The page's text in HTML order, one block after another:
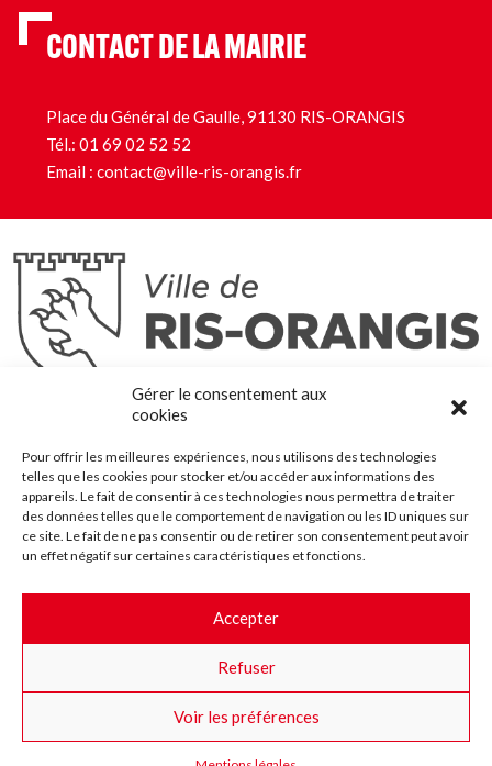
Gérer le consentement aux
cookies
Pour offrir les meilleures expériences, nous utilisons des technologies
telles que les cookies pour stocker et/ou accéder aux informations des
appareils. Le fait de consentir à ces technologies nous permettra de traiter
des données telles que le comportement de navigation ou les ID uniques sur
ce site. Le fait de ne pas consentir ou de retirer son consentement peut avoir
un effet négatif sur certaines caractéristiques et fonctions.
Accepter
Refuser
Voir les préférences
CONTACT DE LA MAIRIE
Place du Général de Gaulle, 91130 RIS-ORANGIS
Tél.: 01 69 02 52 52
Email : contact@ville-ris-orangis.fr
Ris-Orangis
@2022 — Tous droits réservés
Plan du site
Contact
Accessibilité
Crédits
Les marchés publics
Suggestions & Améliorations
Facebook
InstaTwitterYoutube